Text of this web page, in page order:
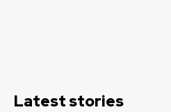
Latest stories